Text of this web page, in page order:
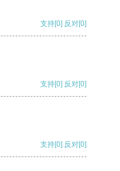
支持[0] 反对[0]
支持[0] 反对[0]
支持[0] 反对[0]